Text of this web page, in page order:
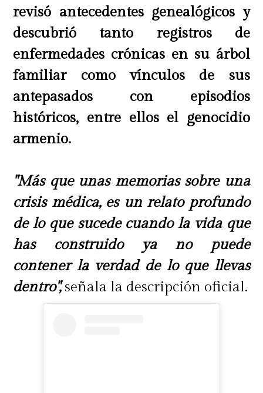
revisó antecedentes genealógicos y
descubrió tanto registros de
enfermedades crónicas en su árbol
familiar como vínculos de sus
antepasados con episodios
históricos, entre ellos el genocidio
armenio.
"Más que unas memorias sobre una
crisis médica, es un relato profundo
de lo que sucede cuando la vida que
has construido ya no puede
contener la verdad de lo que llevas
dentro",señala la descripción oficial.